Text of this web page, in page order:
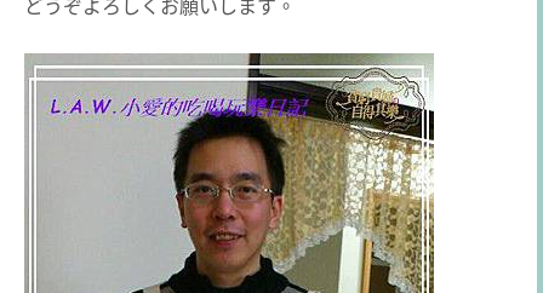
どうぞよろしくお願いします。